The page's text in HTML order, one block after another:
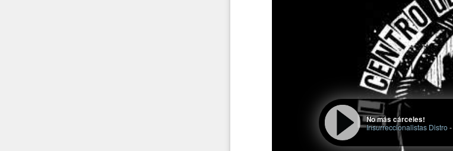
No más cárceles!
Insurreccionalistas Distro-